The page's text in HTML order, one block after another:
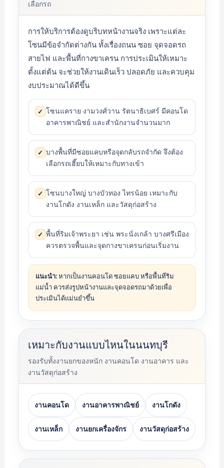
เลือกรถ
การให้บริการต้องดูบริบทหน้างานจริง เพราะแต่ละ
โซนมีข้อจำกัดต่างกัน ทั้งเรื่องถนน ซอย จุดจอดรถ
สายไฟ และพื้นที่กางขาเครน การประเมินให้เหมาะ
ตั้งแต่ต้น จะช่วยให้งานเดินเร็ว ปลอดภัย และควบคุม
งบประมาณได้ดีขึ้น
✓ โซนแคราย งามวงศ์วาน รัตนาธิเบศร์ มีคอนโด
อาคารพาณิชย์ และสำนักงานจำนวนมาก
✓ บางพื้นที่มีซอยแคบหรือจุดกลับรถจำกัด จึงต้อง
เลือกรถเฮี๊ยบให้เหมาะกับทางเข้า
✓ โซนบางใหญ่ บางบัวทอง ไทรน้อย เหมาะกับ
งานโกดัง งานเหล็ก และวัสดุก่อสร้าง
✓ พื้นที่ริมเจ้าพระยา เช่น พระนั่งเกล้า บางศรีเมือง
ควรตรวจพื้นและจุดกางขาเครนก่อนเริ่มงาน
แนะนำ:หากเป็นงานคอนโด ซอยแคบ หรือพื้นที่ริม
แม่น้ำ ควรส่งรูปหน้างานและจุดจอดรถมาด้วยเพื่อ
ประเมินได้แม่นยำขึ้น
เหมาะกับงานแบบไหนในนนทบุรี
รองรับทั้งงานยกของหนัก งานคอนโด งานอาคาร และ
งานวัสดุก่อสร้าง
งานคอนโด งานอาคารพาณิชย์ งานโกดัง
งานเหล็ก งานยกเครื่องจักร งานวัสดุก่อสร้าง